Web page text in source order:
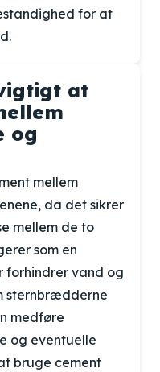
for at
at
og
mellem
da det sikrer
mellem de to
som en
forhindrer vand og
sternbrædderne
medføre
og eventuelle
bruge cement